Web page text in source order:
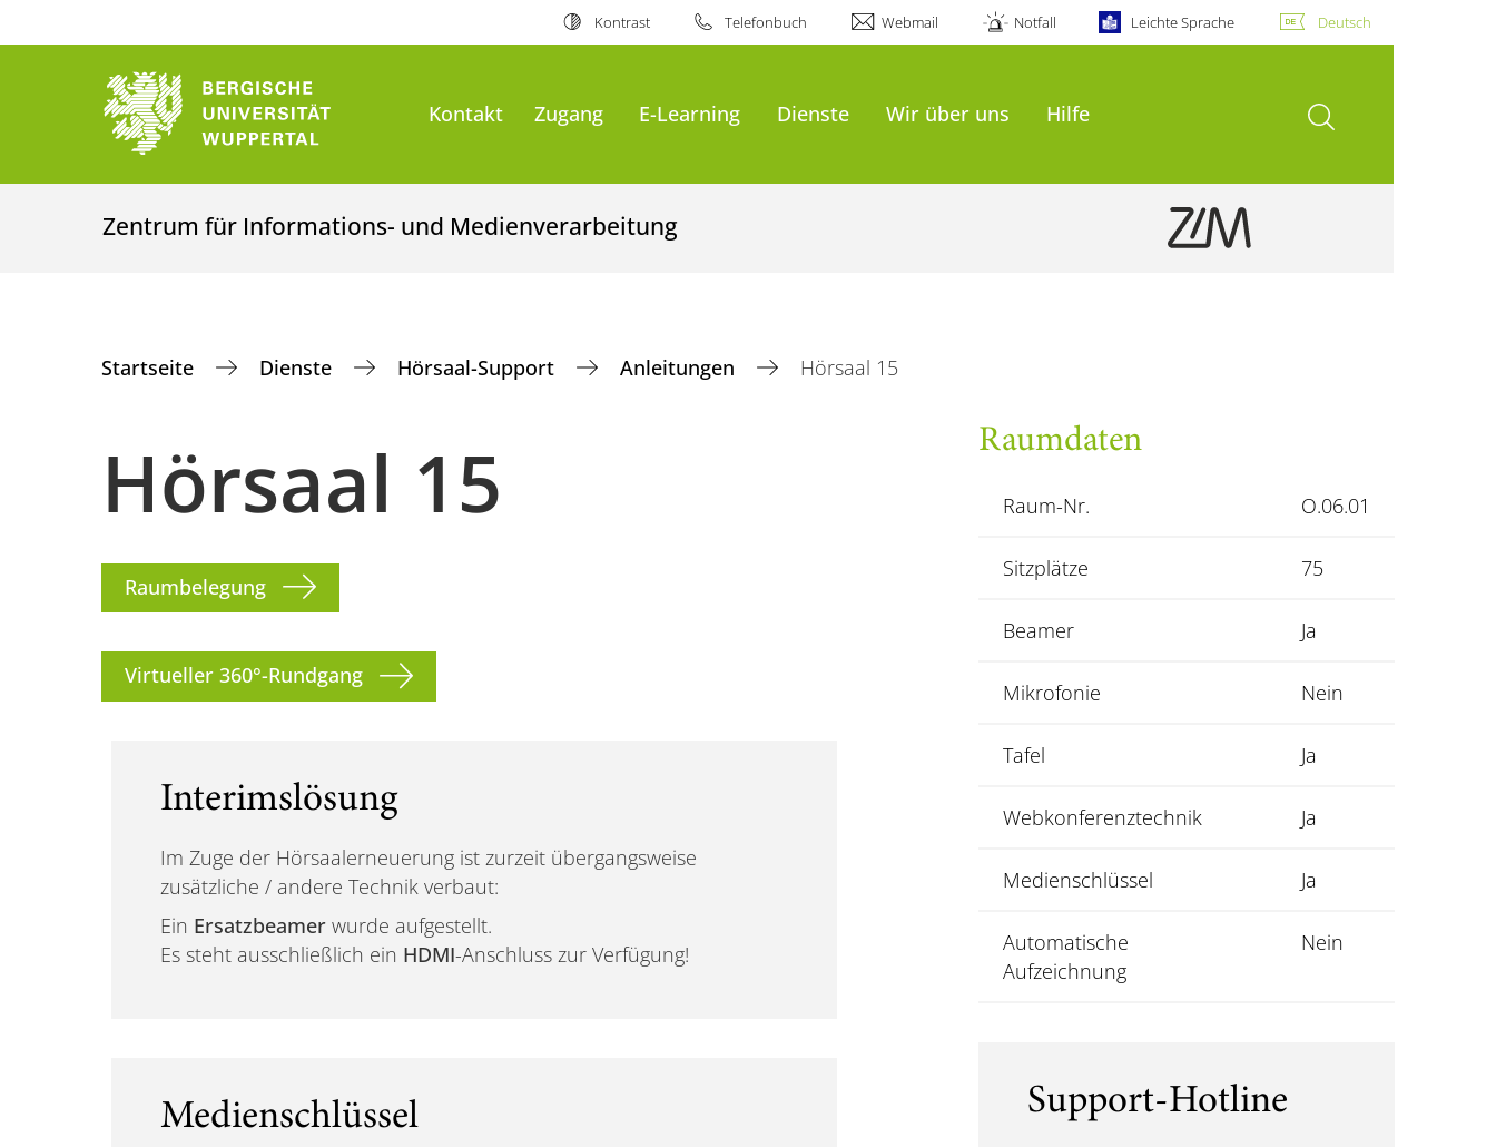
Kontrast Telefonbuch Webmail Notfall Leichte Sprache Deutsch
Kontakt Zugang E-Learning Dienste Wir über uns Hilfe Suche öffnen
Zentrum für Informations- und Medienverarbeitung
Startseite Dienste Hörsaal-Support Anleitungen Hörsaal 15
Hörsaal 15
Raumbelegung
Virtueller 360°-Rundgang
Interimslösung
Im Zuge der Hörsaalerneuerung ist zurzeit übergangsweise
zusätzliche / andere Technik verbaut:
Ein Ersatzbeamerwurde aufgestellt.
Es steht ausschließlich ein HDMI-Anschluss zur Verfügung!
Medienschlüssel
Raumdaten
Raum-Nr. O.06.01
Sitzplätze 75
Beamer Ja
Mikrofonie Nein
Tafel Ja
Webkonferenztechnik Ja
Medienschlüssel Ja
Automatische
Aufzeichnung
Nein
Support-Hotline